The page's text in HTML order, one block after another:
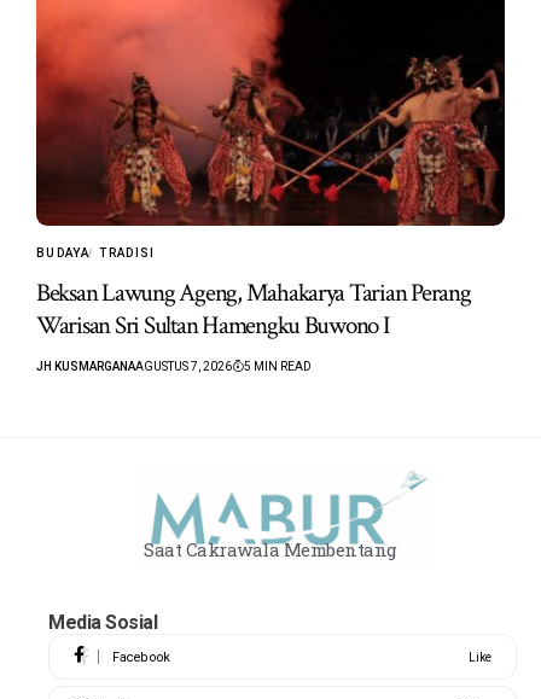
BUDAYA TRADISI
Beksan Lawung Ageng, Mahakarya Tarian Perang
Warisan Sri Sultan Hamengku Buwono I
JH KUSMARGANAAGUSTUS 7, 2026 5 MIN READ
Saat Cakrawala Membentang
Media Sosial
Facebook Like